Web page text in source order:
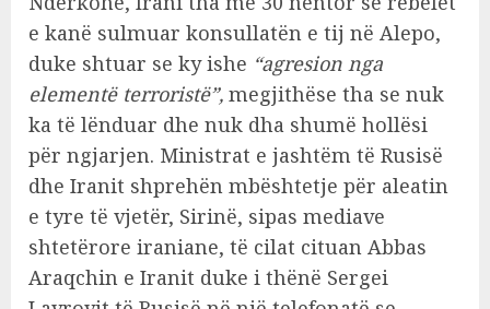
e kanë sulmuar konsullatën e tij në Alepo,
duke shtuar se ky ishe “agresion nga
elementë terroristë”, megjithëse tha se nuk
ka të lënduar dhe nuk dha shumë hollësi
për ngjarjen. Ministrat e jashtëm të Rusisë
dhe Iranit shprehën mbështetje për aleatin
e tyre të vjetër, Sirinë, sipas mediave
shtetërore iraniane, të cilat cituan Abbas
Araqchin e Iranit duke i thënë Sergei